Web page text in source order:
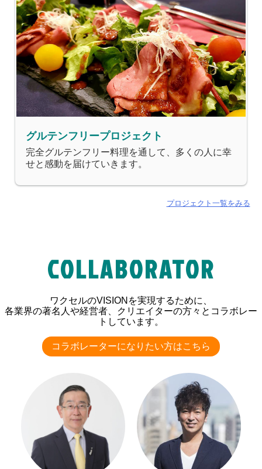
グルテンフリープロジェクト
完全グルテンフリー料理を通して、多くの人に幸
せと感動を届けていきます。
プロジェクト一覧をみる
COLLABORATOR
ワクセルのVISIONを実現するために、
各業界の著名人や経営者、クリエイターの方々とコラボレー
トしています。
コラボレーターになりたい方はこちら